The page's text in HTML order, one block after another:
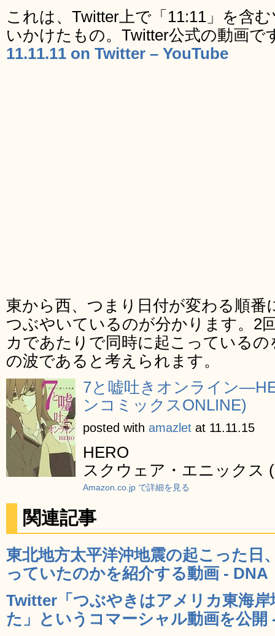
これは、Twitter上で「11:11」を含
いかけたもの。Twitter公式の動画で
11.11.11 on Twitter – YouTube
東から西、つまり日付が変わる順番
つぶやいているのが分かります。2
カであたりで同時に起こっているの
の波であると考えられます。
7と嘘吐きオンライン
ンコミックスONLINE)
posted with amazlet at 11.11.15
HERO
スクウェア・エニックス
Amazon.co.jp で詳細を見る
関連記事
東北地方太平洋沖地震の起こった日
っていたのかを紹介する動画 - DNA
Twitter「つぶやきはアメリカ東海
た」というコマーシャル動画を公開